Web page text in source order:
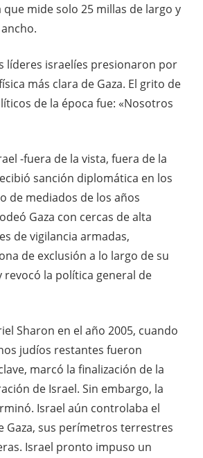
mide solo 25 millas de largo y
líderes israelíes presionaron por
más clara de Gaza. El grito de
de la época fue: «Nosotros
-fuera de la vista, fuera de la
sanción diplomática en los
de mediados de los años
Gaza con cercas de alta
de vigilancia armadas,
de exclusión a lo largo de su
revocó la política general de
Sharon en el año 2005, cuando
judíos restantes fueron
marcó la finalización de la
de Israel. Sin embargo, la
Israel aún controlaba el
Gaza, sus perímetros terrestres
Israel pronto impuso un